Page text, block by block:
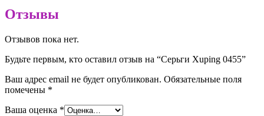
Отзывы
Отзывов пока нет.
Будьте первым, кто оставил отзыв на “Серьги Xuping 0455”
Ваш адрес email не будет опубликован. Обязательные поля
помечены *
Ваша оценка *